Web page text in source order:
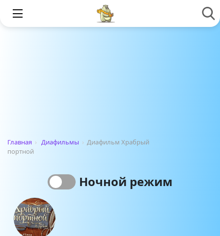
Главная › Диафильмы › Диафильм Храбрый
портной
Ночной режим